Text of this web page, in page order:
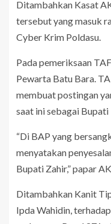
Ditambahkan Kasat
tersebut yang masuk
Cyber Krim Poldasu.
Pada pemeriksaan
Pewarta Batu Bara.
membuat postingan
saat ini sebagai Bupati
“Di BAP yang
menyatakan
Bupati Zahir,” papar
Ditambahkan Kanit
Ipda Wahidin,